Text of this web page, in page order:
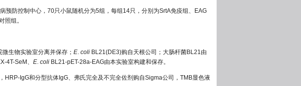
预防控制中心，70只小鼠随机分为5组，每组14只，分别为SrtA免疫组、EAG
照组。
生物实验室分离并保存； E. coli BL21(DE3)购自天根公司；大肠杆菌BL21由
4T-SeM、 E. coli BL21-pET-28a-EAG由本实验室构建和保存。
HRP-IgG和分型抗体IgG、弗氏完全及不完全佐剂购自Sigma公司，TMB显色液